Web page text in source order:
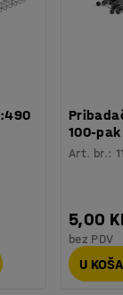
100-pak
Art. br.:
5,00
bez PDV
U